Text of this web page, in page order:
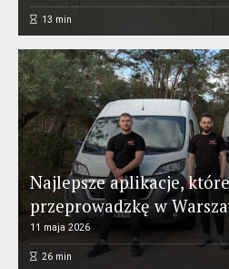
13 min
Najlepsze aplikacje,
przeprowadzkę w
11 maja 2026
26min